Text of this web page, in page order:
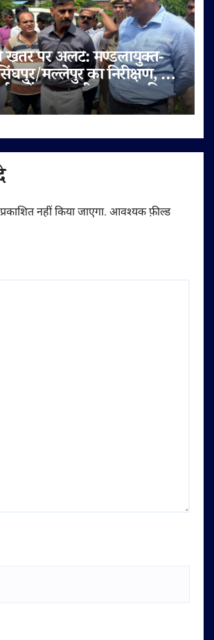
पर अलर्ट: मण्डलायुक्त-
मल्लेपुर का निरीक्षण, 6
में लापरवाही पर FIR की
नहीं किया जाएगा. आवश्यक फ़ील्ड